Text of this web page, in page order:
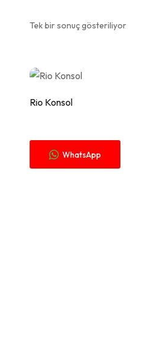
Tek bir sonuç gösteriliyor
Rio Konsol
WhatsApp